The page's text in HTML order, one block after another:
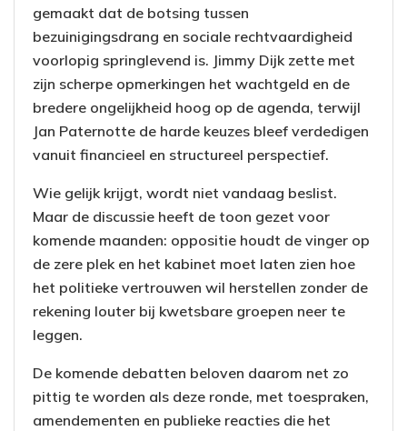
gemaakt dat de botsing tussen
bezuinigingsdrang en sociale rechtvaardigheid
voorlopig springlevend is. Jimmy Dijk zette met
zijn scherpe opmerkingen het wachtgeld en de
bredere ongelijkheid hoog op de agenda, terwijl
Jan Paternotte de harde keuzes bleef verdedigen
vanuit financieel en structureel perspectief.
Wie gelijk krijgt, wordt niet vandaag beslist.
Maar de discussie heeft de toon gezet voor
komende maanden: oppositie houdt de vinger op
de zere plek en het kabinet moet laten zien hoe
het politieke vertrouwen wil herstellen zonder de
rekening louter bij kwetsbare groepen neer te
leggen.
De komende debatten beloven daarom net zo
pittig te worden als deze ronde, met toespraken,
amendementen en publieke reacties die het